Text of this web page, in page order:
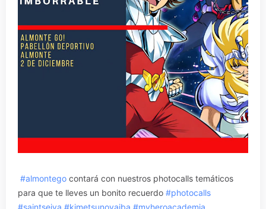
#almontego contará con nuestros photocalls temáticos
para que te lleves un bonito recuerdo #photocalls
#saintseiya #kimetsunoyaiba #myheroacademia